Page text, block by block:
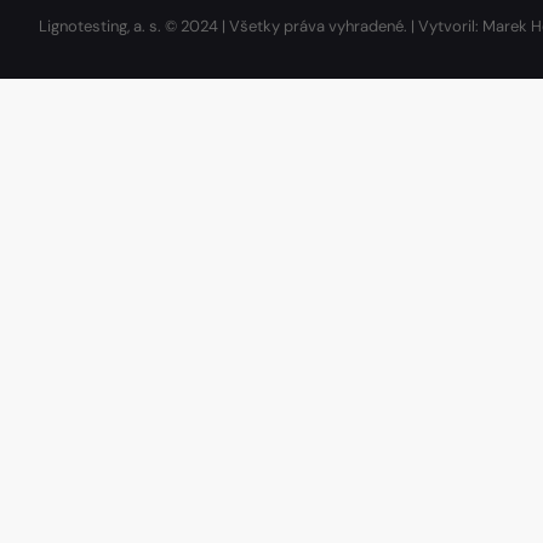
Lignotesting, a. s. © 2024 | Všetky práva vyhradené. | Vytvoril: Marek